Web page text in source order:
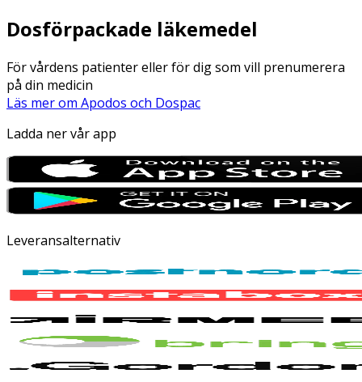
Dosförpackade läkemedel
För vårdens patienter eller för dig som vill prenumerera
på din medicin
Läs mer om Apodos och Dospac
Ladda ner vår app
Leveransalternativ